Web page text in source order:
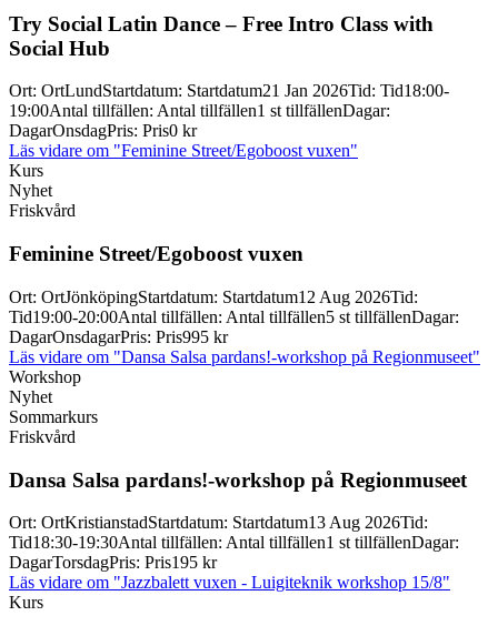
Try Social Latin Dance – Free Intro Class with
Social Hub
Ort: OrtLundStartdatum: Startdatum21 Jan 2026Tid: Tid18:00-
19:00Antal tillfällen: Antal tillfällen1 st tillfällenDagar:
DagarOnsdagPris: Pris0 kr
Läs vidare om "Feminine Street/Egoboost vuxen"
Kurs
Nyhet
Friskvård
Feminine Street/Egoboost vuxen
Ort: OrtJönköpingStartdatum: Startdatum12 Aug 2026Tid:
Tid19:00-20:00Antal tillfällen: Antal tillfällen5 st tillfällenDagar:
DagarOnsdagarPris: Pris995 kr
Läs vidare om "Dansa Salsa pardans!-workshop på Regionmuseet"
Workshop
Nyhet
Sommarkurs
Friskvård
Dansa Salsa pardans!-workshop på Regionmuseet
Ort: OrtKristianstadStartdatum: Startdatum13 Aug 2026Tid:
Tid18:30-19:30Antal tillfällen: Antal tillfällen1 st tillfällenDagar:
DagarTorsdagPris: Pris195 kr
Läs vidare om "Jazzbalett vuxen - Luigiteknik workshop 15/8"
Kurs